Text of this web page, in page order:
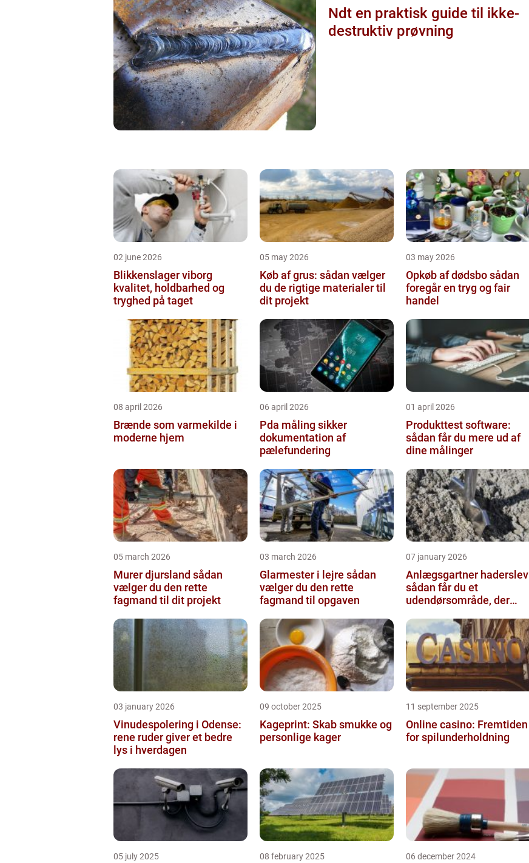
Ndt en praktisk guide til ikke-
destruktiv prøvning
02 june 2026
Blikkenslager viborg
kvalitet, holdbarhed og
tryghed på taget
05 may 2026
Køb af grus: sådan vælger
du de rigtige materialer til
dit projekt
03 may 2026
Opkøb af dødsbo sådan
foregår en tryg og fair
handel
08 april 2026
Brænde som varmekilde i
moderne hjem
06 april 2026
Pda måling sikker
dokumentation af
pælefundering
01 april 2026
Produkttest software:
sådan får du mere ud af
dine målinger
05 march 2026
Murer djursland sådan
vælger du den rette
fagmand til dit projekt
03 march 2026
Glarmester i lejre sådan
vælger du den rette
fagmand til opgaven
07 january 2026
Anlægsgartner haderslev
sådan får du et
udendørsområde, der
03 january 2026
Vinudespolering i Odense:
rene ruder giver et bedre
lys i hverdagen
09 october 2025
Kageprint: Skab smukke og
personlige kager
11 september 2025
Online casino: Fremtiden
for spilunderholdning
05 july 2025 08 february 2025 06 december 2024